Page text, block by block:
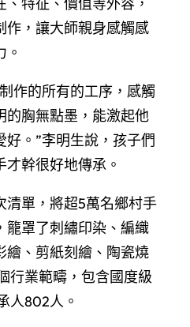
作，讓大師親身感觸感
作的所有的工序，感觸
的胸無點墨，能激起他
。”李明生說，孩子們
幹很好地傳承。
清單，將超5萬名鄉村手
籠罩了刺繡印染、編織
繪、剪紙刻繪、陶瓷燒
行業範疇，包含國度級
人802人。